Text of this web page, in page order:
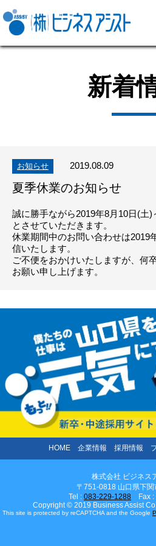
新着
お知らせ 2019.08.09
夏季休業のお知らせ
誠に勝手ながら2019年8月 10日(土)
とさせていただきます。
休業期間中のお問い合わせは2019
信いたします。
ご不便をおかけいたしますが、何
お願い申し上げます。
HOME 企業情報 採用情報
株式会社 ビジネス
〒751-0818 山口県下関
Tel : 083-229-1288 Fax :
Copyright © 2019 Business Assist
This site is protected by reCAPTCHA and the Google